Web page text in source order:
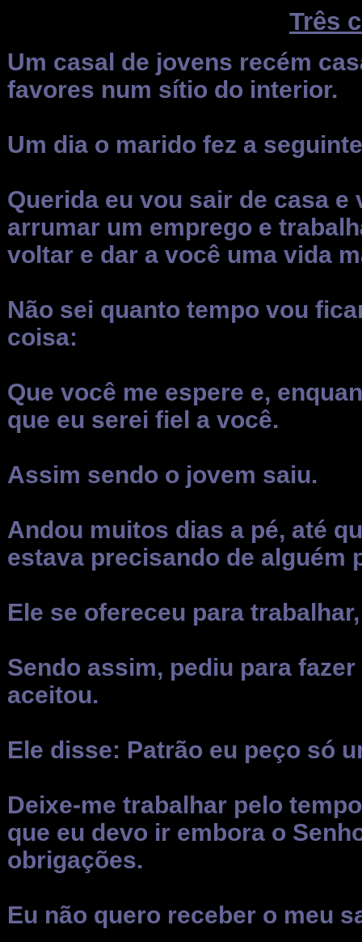
Três
Um casal de jovens recém
favores num sítio do interior.
Um dia o marido fez a
Querida eu vou sair de casa
arrumar um emprego e
voltar e dar a você uma vida
Não sei quanto tempo vou
coisa:
Que você me espere e,
que eu serei fiel a você.
Assim sendo o jovem saiu.
Andou muitos dias a pé, até
estava precisando de alguém
Ele se ofereceu para
Sendo assim, pediu para
aceitou.
Ele disse: Patrão eu peço só
Deixe-me trabalhar pelo
que eu devo ir embora o
obrigações.
Eu não quero receber o meu